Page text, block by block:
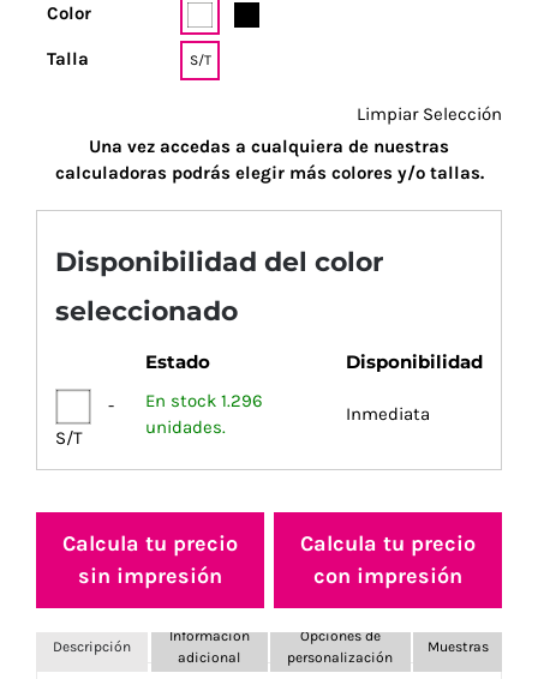
Color
Talla S/T
Limpiar Selección
Una vez accedas a cualquiera de nuestras
calculadoras podrás elegir más colores y/o tallas.
Disponibilidad del color
seleccionado
Estado Disponibilidad
-
S/T
En stock 1.296
unidades.
Inmediata
Calcula tu precio
sin impresión
Calcula tu precio
con impresión
Descripción
Información
adicional
Opciones de
personalización
Muestras